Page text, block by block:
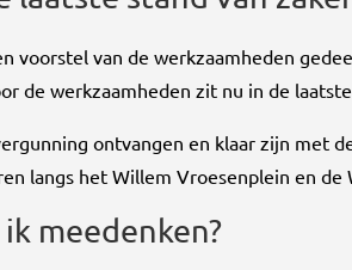
voorstel van de werkzaamheden
de werkzaamheden zit nu in de
ontvangen en klaar zijn met
langs het Willem Vroesenplein en de
meedenken?